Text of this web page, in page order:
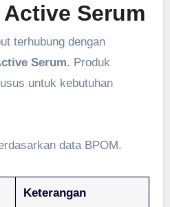
Serum
terhubung dengan
Serum. Produk
untuk kebutuhan
data BPOM.
Keterangan